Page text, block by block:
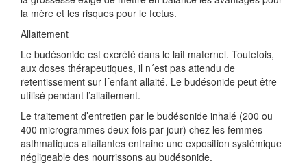
la mère et les risques pour le fœtus.
Allaitement
Le budésonide est excrété dans le lait maternel. Toutefois,
aux doses thérapeutiques, il n´est pas attendu de
retentissement sur l´enfant allaité. Le budésonide peut être
utilisé pendant l’allaitement.
Le traitement d’entretien par le budésonide inhalé (200 ou
400 microgrammes deux fois par jour) chez les femmes
asthmatiques allaitantes entraine une exposition systémique
négligeable des nourrissons au budésonide.